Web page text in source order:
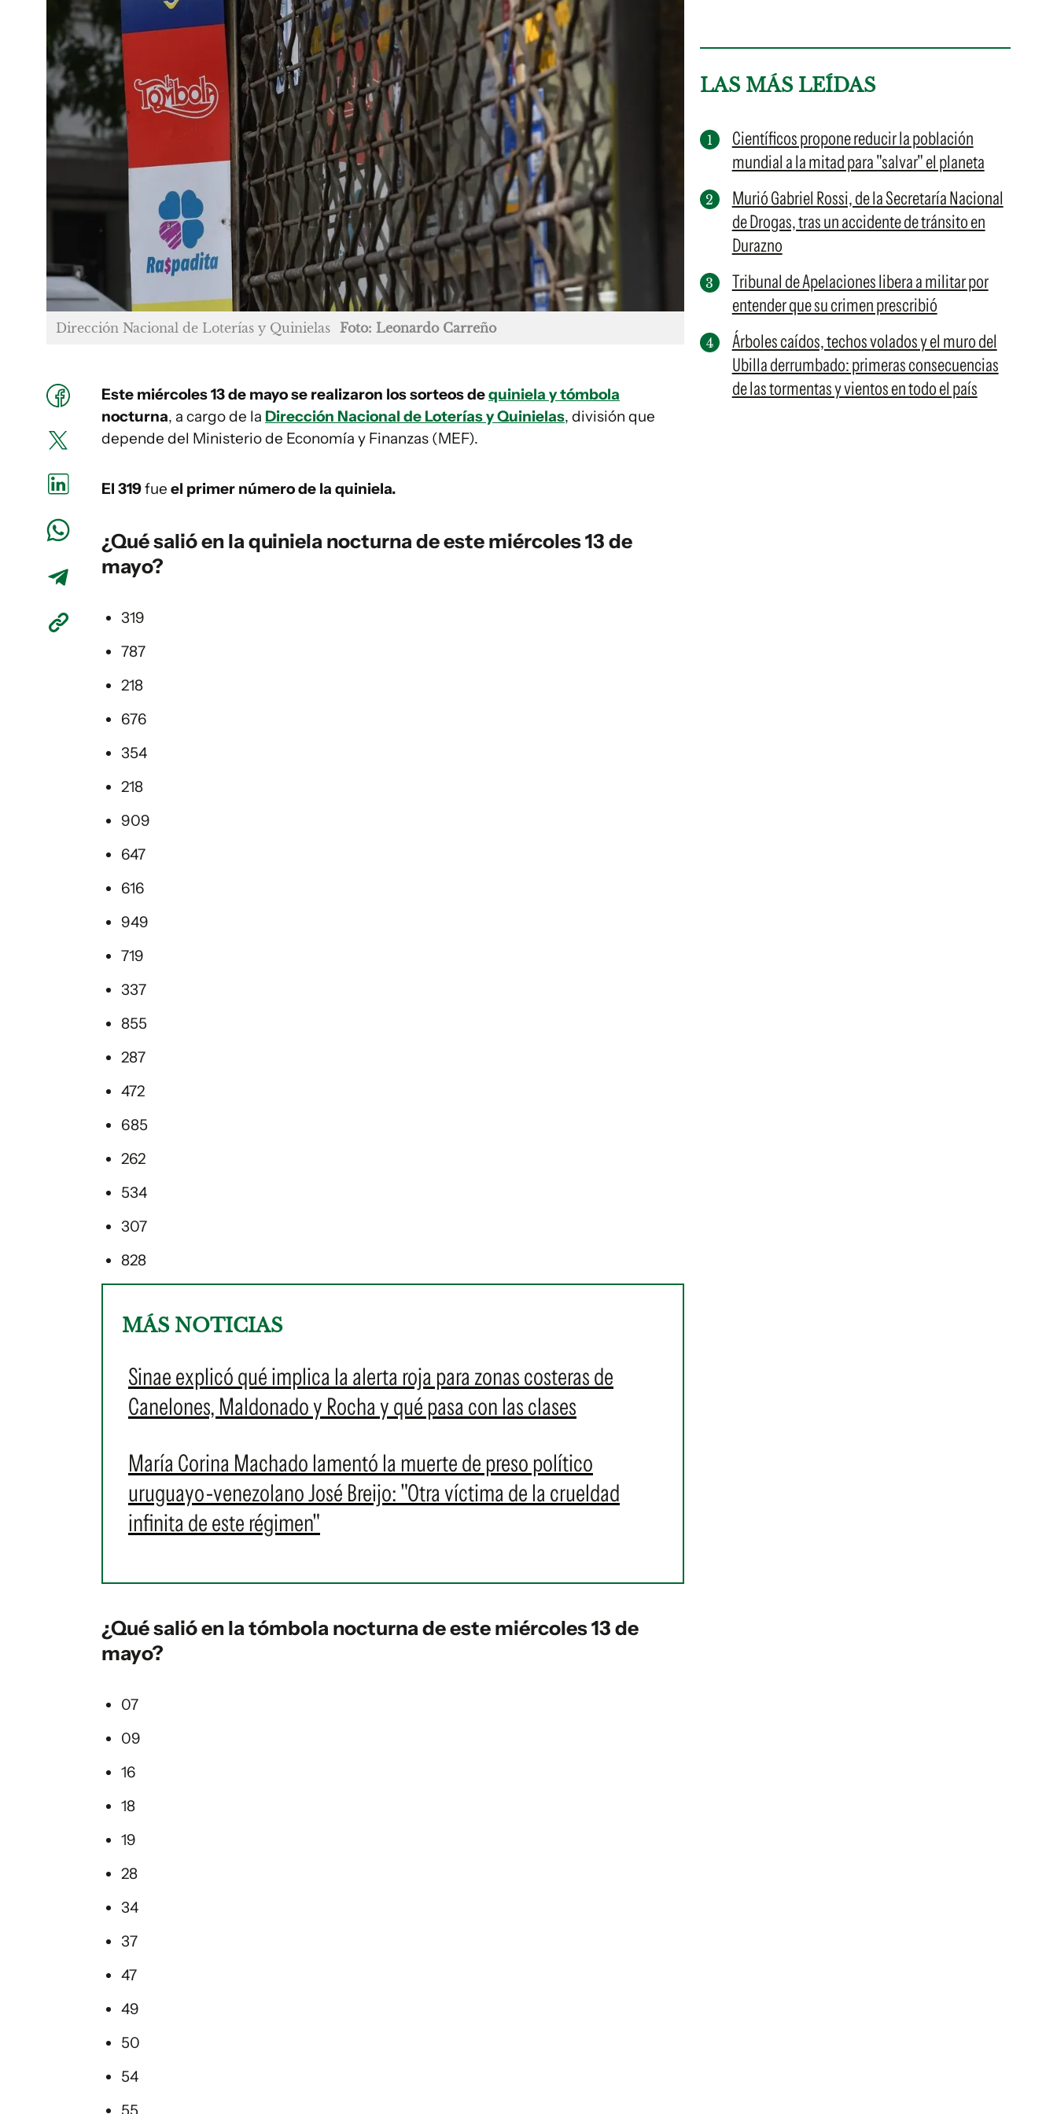
Dirección Nacional de Loterías y Quinielas Foto: Leonardo Carreño
Este miércoles 13 de mayo se realizaron los sorteos dequiniela y tómbola
nocturna, a cargo de la Dirección Nacional de Loterías y Quinielas, división que
depende del Ministerio de Economía y Finanzas (MEF).
El 319fue el primer número de la quiniela.
¿Qué salió en la quiniela nocturna de este miércoles 13 de
mayo?
319
787
218
676
354
218
909
647
616
949
719
337
855
287
472
685
262
534
307
828
MÁS NOTICIAS
Sinae explicó qué implica la alerta roja para zonas costeras de
Canelones, Maldonado y Rocha y qué pasa con las clases
María Corina Machado lamentó la muerte de preso político
uruguayo-venezolano José Breijo: "Otra víctima de la crueldad
infinita de este régimen"
¿Qué salió en la tómbola nocturna de este miércoles 13 de
mayo?
07
09
16
18
19
28
34
37
47
49
50
54
55
LAS MÁS LEÍDAS
Científicos propone reducir la población
mundial a la mitad para "salvar" el planeta
Murió Gabriel Rossi, de la Secretaría Nacional
de Drogas, tras un accidente de tránsito en
Durazno
Tribunal de Apelaciones libera a militar por
entender que su crimen prescribió
Árboles caídos, techos volados y el muro del
Ubilla derrumbado: primeras consecuencias
de las tormentas y vientos en todo el país